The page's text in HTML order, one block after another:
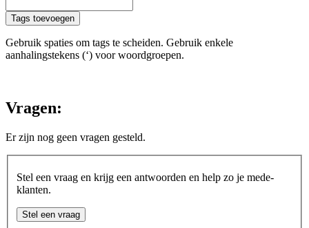
Tags toevoegen
Gebruik spaties om tags te scheiden. Gebruik enkele
aanhalingstekens (‘) voor woordgroepen.
Vragen:
Er zijn nog geen vragen gesteld.
Stel een vraag en krijg een antwoorden en help zo je mede-
klanten.
Stel een vraag